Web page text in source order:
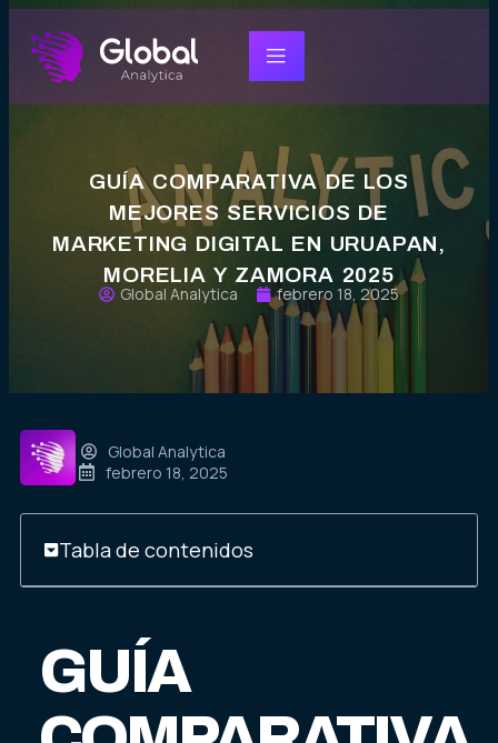
GUÍA COMPARATIVA DE LOS
MEJORES SERVICIOS DE
MARKETING DIGITAL EN URUAPAN,
MORELIA Y ZAMORA 2025
Global Analytica febrero 18, 2025
Global Analytica
febrero 18, 2025
Tabla de contenidos
GUÍA